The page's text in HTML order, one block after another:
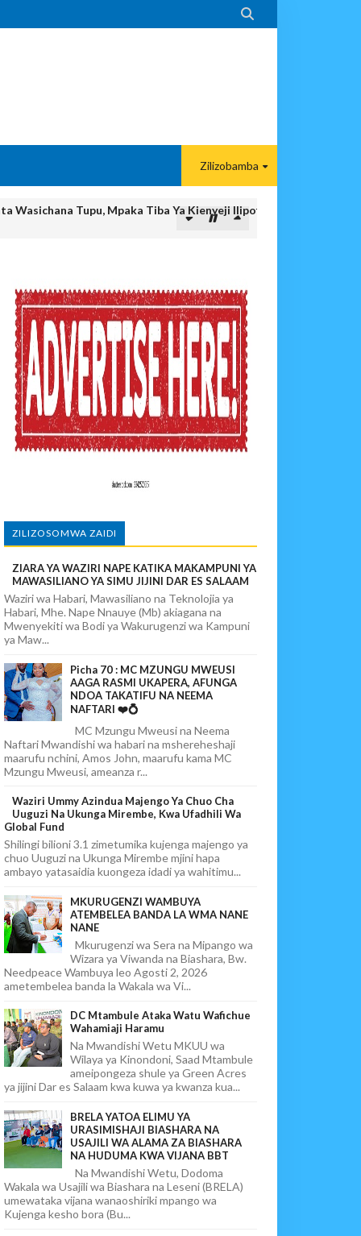

Zilizobamba
Wasichana Tupu, Mpaka Tiba Ya Kienyeji Ilipofungua Baraka Ya
USALAMA
ZAO KWA TRA
Ya Mvuto Ilipomleta Mzungu Aliyenipenda Kwa Dhati Na
ZILIZOSOMWA ZAIDI
ZIARA YA WAZIRI NAPE KATIKA MAKAMPUNI YA
MAWASILIANO YA SIMU JIJINI DAR ES SALAAM
Waziri wa Habari, Mawasiliano na Teknolojia ya
Habari, Mhe. Nape Nnauye (Mb) akiagana na
Mwenyekiti wa Bodi ya Wakurugenzi wa Kampuni
ya Maw...
Picha 70 : MC MZUNGU MWEUSI
AAGA RASMI UKAPERA, AFUNGA
NDOA TAKATIFU NA NEEMA
NAFTARI ❤️💍
MC Mzungu Mweusi na Neema
Naftari Mwandishi wa habari na mshereheshaji
maarufu nchini, Amos John, maarufu kama MC
Mzungu Mweusi, ameanza r...
Waziri Ummy Azindua Majengo Ya Chuo Cha
Uuguzi Na Ukunga Mirembe, Kwa Ufadhili Wa
Global Fund
Shilingi bilioni 3.1 zimetumika kujenga majengo ya
chuo Uuguzi na Ukunga Mirembe mjini hapa
ambayo yatasaidia kuongeza idadi ya wahitimu...
MKURUGENZI WAMBUYA
ATEMBELEA BANDA LA WMA NANE
NANE
Mkurugenzi wa Sera na Mipango wa
Wizara ya Viwanda na Biashara, Bw.
Needpeace Wambuya leo Agosti 2, 2026
ametembelea banda la Wakala wa Vi...
DC Mtambule Ataka Watu Wafichue
Wahamiaji Haramu
Na Mwandishi Wetu MKUU wa
Wilaya ya Kinondoni, Saad Mtambule
ameipongeza shule ya Green Acres
ya jijini Dar es Salaam kwa kuwa ya kwanza kua...
BRELA YATOA ELIMU YA
URASIMISHAJI BIASHARA NA
USAJILI WA ALAMA ZA BIASHARA
NA HUDUMA KWA VIJANA BBT
Na Mwandishi Wetu, Dodoma
Wakala wa Usajili wa Biashara na Leseni (BRELA)
umewataka vijana wanaoshiriki mpango wa
Kujenga kesho bora (Bu...